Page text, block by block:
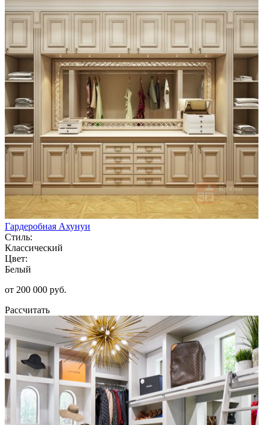
Гардеробная Ахунуи
Стиль:
Классический
Цвет:
Белый
от 200 000 руб.
Рассчитать